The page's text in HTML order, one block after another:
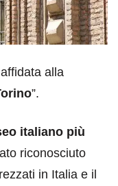
alla
”.
italiano più
riconosciuto
in Italia e il